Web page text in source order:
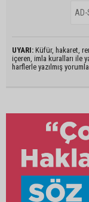
UYARI: Küfür, hakaret,
içeren, imla kuralları ile
harflerle yazılmış